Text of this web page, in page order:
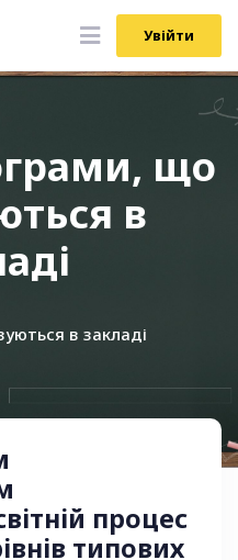
Увійти
Увійти
що
в
в закладі
процес
типових